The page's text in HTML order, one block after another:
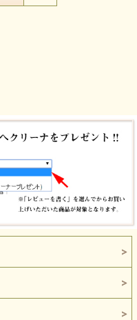
面】
止(マルチコート)、
ズの強度面から屈折
に添えない場合もご
ンズをご案内いたし
に入れているレンズ
イズなどが印刷され
かけることはできま
方向き
トレンズをお入れ致
るので透明度も高く
っています。
ットするので若干黄